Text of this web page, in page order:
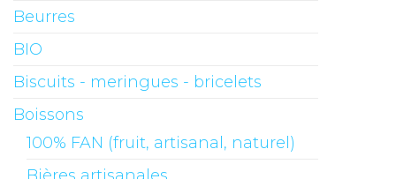
Beurres
BIO
Biscuits - meringues - bricelets
Boissons
100% FAN (fruit, artisanal, naturel)